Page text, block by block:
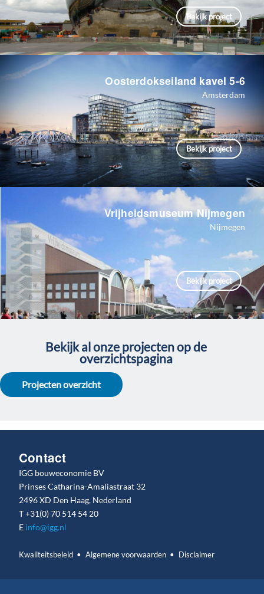
Bekijk project
Bekijk project
Oosterdokseiland kavel 5-6
Amsterdam
Bekijk project
Vrijheidsmuseum Nijmegen
Nijmegen
Bekijk al onze projecten op de
overzichtspagina
Projecten overzicht
Contact
IGG bouweconomie BV
Prinses Catharina-Amaliastraat 32
2496 XD Den Haag, Nederland
T+31(0) 70 514 54 20
E info@igg.nl
Kwaliteitsbeleid Algemene voorwaarden Disclaimer